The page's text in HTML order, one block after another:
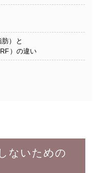
）と
）の違い
ないための